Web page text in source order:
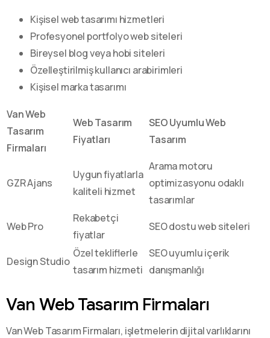
Kişisel web tasarımı hizmetleri
Profesyonel portfolyo web siteleri
Bireysel blog veya hobi siteleri
Özelleştirilmiş kullanıcı arabirimleri
Kişisel marka tasarımı
Van Web
Tasarım
Firmaları
Web Tasarım
Fiyatları
SEO Uyumlu Web
Tasarım
GZR Ajans
Uygun fiyatlarla
kaliteli hizmet
Arama motoru
optimizasyonu odaklı
tasarımlar
Web Pro
Rekabetçi
fiyatlar
SEO dostu web siteleri
Design Studio
Özel tekliflerle
tasarım hizmeti
SEO uyumlu içerik
danışmanlığı
Van Web Tasarım Firmaları
Van Web Tasarım Firmaları, işletmelerin dijital varlıklarını